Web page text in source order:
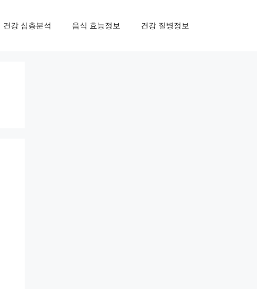
건강 심층분석 음식 효능정보 건강 질병정보